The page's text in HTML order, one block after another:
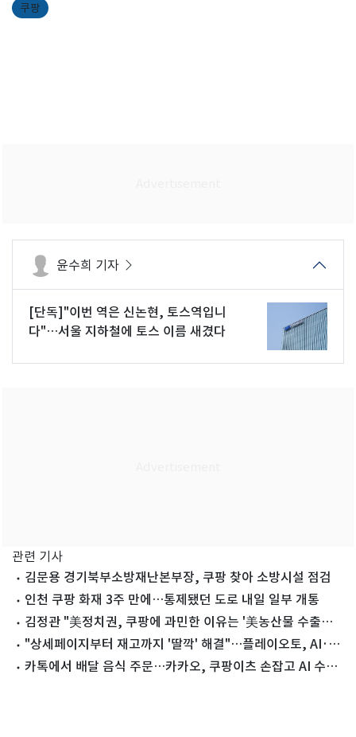
쿠팡
윤수희 기자
[단독]"이번 역은 신논현, 토스역입니
다"…서울 지하철에 토스 이름 새겼다
관련 기사
김문용 경기북부소방재난본부장, 쿠팡 찾아 소방시설 점검
인천 쿠팡 화재 3주 만에…통제됐던 도로 내일 일부 개통
김정관 "美정치권, 쿠팡에 과민한 이유는 '美농산물 수출통
로'로 오해
"상세페이지부터 재고까지 '딸깍' 해결"…플레이오토, AI·자
동화 가속
카톡에서 배달 음식 주문…카카오, 쿠팡이츠 손잡고 AI 수익